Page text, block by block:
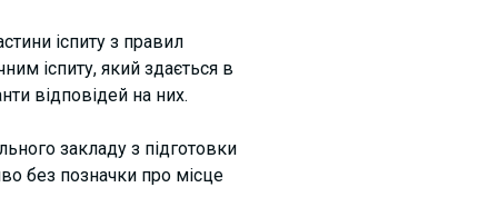
іспиту з правил
іспиту, який здається в
відповідей на них.
закладу з підготовки
без позначки про місце